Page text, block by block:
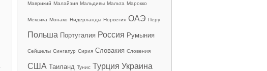
Маврикий Малайзия Мальдивы Мальта Марокко
Мексика Монако Нидерланды Норвегия ОАЭ Перу
Польша Португалия Россия Румыния
Сейшелы Сингапур Сирия Словакия Словения
США Таиланд Тунис Турция Украина